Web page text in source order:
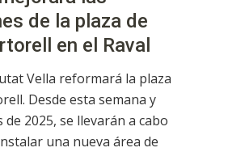
de la plaza de
en el Raval
Vella reformará la plaza
Desde esta semana y
2025, se llevarán a cabo
una nueva área de